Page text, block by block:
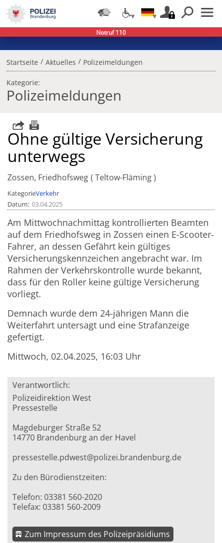
Startseite / Aktuelles / Polizeimeldungen
Kategorie:
Polizeimeldungen
Ohne gültige Versicherung
unterwegs
Zossen, Friedhofsweg Teltow-Fläming
KategorieVerkehr
Datum 03.04.2025
Am Mittwochnachmittag kontrollierten Beamten
auf dem Friedhofsweg in Zossen einen E-Scooter-
Fahrer, an dessen Gefährt kein gültiges
Versicherungskennzeichen angebracht war. Im
Rahmen der Verkehrskontrolle wurde bekannt,
dass für den Roller keine gültige Versicherung
vorliegt.
Demnach wurde dem 24-jährigen Mann die
Weiterfahrt untersagt und eine Strafanzeige
gefertigt.
Mittwoch, 02.04.2025, 16:03 Uhr
Verantwortlich:
Polizeidirektion West
Pressestelle
Magdeburger Straße 52
14770 Brandenburg an der Havel
pressestelle.pdwest@polizei.brandenburg.de
Zu den Bürodienstzeiten:
Telefon: 03381 560-2020
Telefax: 03381 560-2009
Zum Impressum des Polizeipräsidiums
Notruf 110